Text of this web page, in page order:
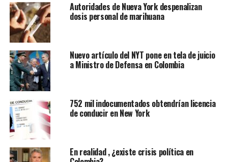
Autoridades de Nueva York despenalizan
dosis personal de marihuana
Nuevo artículo del NYT pone en tela de juicio
a Ministro de Defensa en Colombia
752 mil indocumentados obtendrían licencia
de conducir en New York
En realidad , ¿existe crisis política en